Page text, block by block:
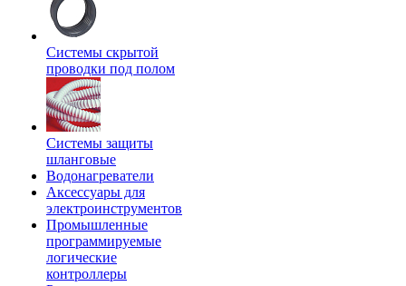
Системы скрытой
проводки под полом
Системы защиты
шланговые
Водонагреватели
Аксессуары для
электроинструментов
Промышленные
программируемые
логические
контроллеры